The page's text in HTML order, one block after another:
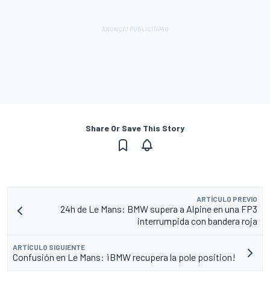
Share Or Save This Story
ARTÍCULO PREVIO
24h de Le Mans: BMW supera a Alpine en una FP3
interrumpida con bandera roja
ARTÍCULO SIGUIENTE
Confusión en Le Mans: ¡BMW recupera la pole position!